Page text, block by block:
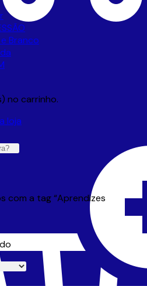
no carrinho.
loja
Branco
com a tag “Aprendizes